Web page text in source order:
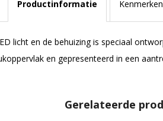
Productinformatie Kenmerken
licht en de behuizing is speciaal
en gepresenteerd in een
Gerelateerde